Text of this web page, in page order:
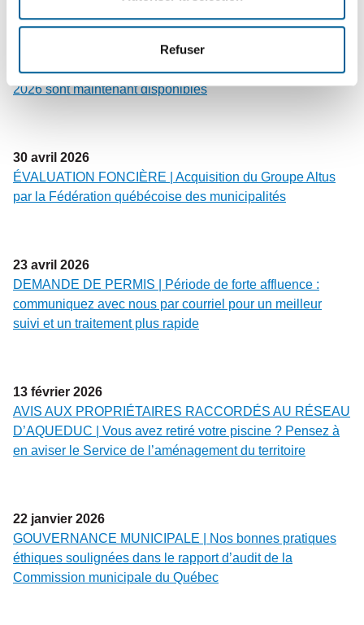
Refuser
CALENDRIER MUNICIPAL | Les mois de mai à décembre
2026 sont maintenant disponibles
30 avril 2026
ÉVALUATION FONCIÈRE | Acquisition du Groupe Altus
par la Fédération québécoise des municipalités
23 avril 2026
DEMANDE DE PERMIS | Période de forte affluence :
communiquez avec nous par courriel pour un meilleur
suivi et un traitement plus rapide
13 février 2026
AVIS AUX PROPRIÉTAIRES RACCORDÉS AU RÉSEAU
D’AQUEDUC | Vous avez retiré votre piscine ? Pensez à
en aviser le Service de l’aménagement du territoire
22 janvier 2026
GOUVERNANCE MUNICIPALE | Nos bonnes pratiques
éthiques soulignées dans le rapport d’audit de la
Commission municipale du Québec